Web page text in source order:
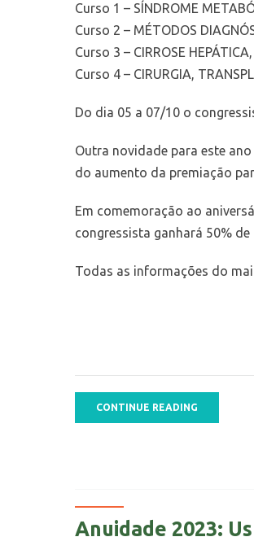
Curso 1 – SÍNDROME
Curso 2 – MÉTODOS
Curso 3 – CIRROSE
Curso 4 – CIRURGIA,
Do dia 05 a 07/10 o
Outra novidade para este
do aumento da premiação
Em comemoração ao
congressista ganhará 50%
Todas as informações do
CONTINUE READING
Anuidade 2023: